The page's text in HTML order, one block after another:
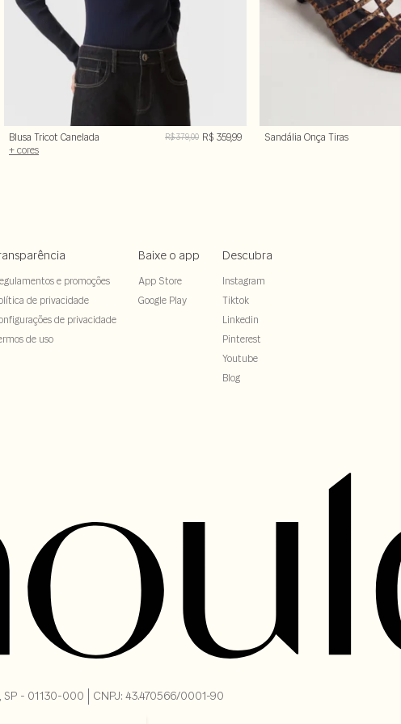
Blusa Tricot Canelada
Botões
R$ 379,00 R$ 359,99
+ cores
Sandália Onça Tiras
e promoções
de privacidade
de privacidade
de uso
Baixe o app
App Store
Google Play
Descubra
Instagram
Tiktok
Linkedin
Pinterest
Youtube
Blog
- 01130-000 | CNPJ: 43.470566/0001-90